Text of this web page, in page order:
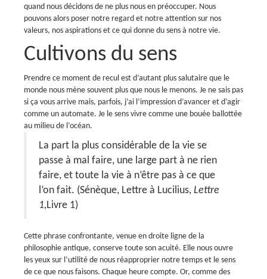
quand nous décidons de ne plus nous en préoccuper. Nous
pouvons alors poser notre regard et notre attention sur nos
valeurs, nos aspirations et ce qui donne du sens à notre vie.
Cultivons du sens
Prendre ce moment de recul est d’autant plus salutaire que le
monde nous mène souvent plus que nous le menons. Je ne sais pas
si ça vous arrive mais, parfois, j’ai l’impression d’avancer et d’agir
comme un automate. Je le sens vivre comme une bouée ballottée
au milieu de l’océan.
La part la plus considérable de la vie se
passe à mal faire, une large part à ne rien
faire, et toute la vie à n’être pas à ce que
l’on fait. (Sénèque, Lettre à Lucilius, Lettre
1,Livre 1)
Cette phrase confrontante, venue en droite ligne de la
philosophie antique, conserve toute son acuité. Elle nous ouvre
les yeux sur l’utilité de nous réapproprier notre temps et le sens
de ce que nous faisons. Chaque heure compte. Or, comme des